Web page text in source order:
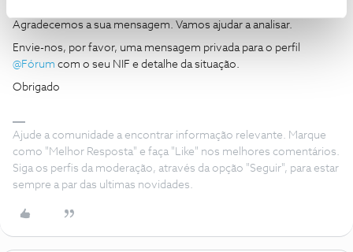
Agradecemos a sua mensagem. Vamos ajudar a analisar.
Envie-nos, por favor, uma mensagem privada para o perfil ​
@Fórum com o seu NIF e detalhe da situação.
Obrigado
Ajude a comunidade a encontrar informação relevante. Marque
como "Melhor Resposta" e faça "Like" nos melhores comentários.
Siga os perfis da moderação, através da opção "Seguir", para estar
sempre a par das ultimas novidades.